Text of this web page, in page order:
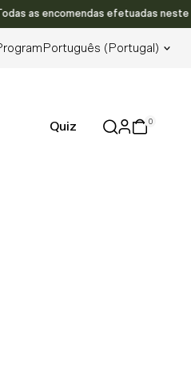
as encomendas efetuadas neste
Português (portugal)
Quiz 0